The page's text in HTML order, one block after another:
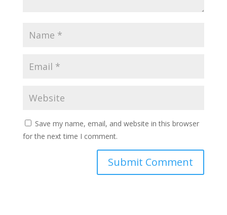
Save my name, email, and website in this browser
for the next time I comment.